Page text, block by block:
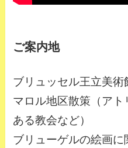
ご案内地
ブリュッセル王立美術
マロル地区散策（ア
ある教会など）
ブリューゲルの絵画